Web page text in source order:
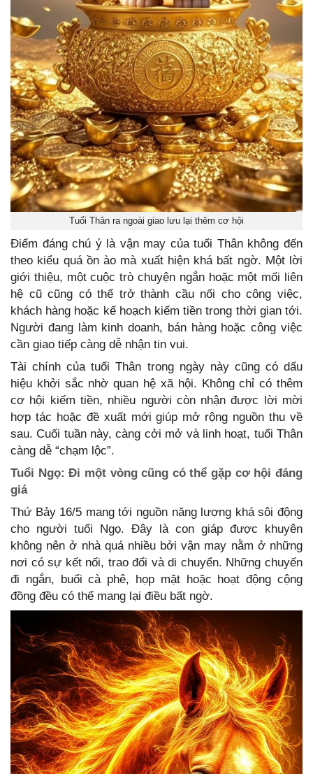
Tuổi Thân ra ngoài giao lưu lại thêm cơ hội
Điểm đáng chú ý là vận may của tuổi Thân không đến
theo kiểu quá ồn ào mà xuất hiện khá bất ngờ. Một lời
giới thiệu, một cuộc trò chuyện ngắn hoặc một mối liên
hệ cũ cũng có thể trở thành cầu nối cho công việc,
khách hàng hoặc kế hoạch kiếm tiền trong thời gian tới.
Người đang làm kinh doanh, bán hàng hoặc công việc
cần giao tiếp càng dễ nhận tin vui.
Tài chính của tuổi Thân trong ngày này cũng có dấu
hiệu khởi sắc nhờ quan hệ xã hội. Không chỉ có thêm
cơ hội kiếm tiền, nhiều người còn nhận được lời mời
hợp tác hoặc đề xuất mới giúp mở rộng nguồn thu về
sau. Cuối tuần này, càng cởi mở và linh hoạt, tuổi Thân
càng dễ “chạm lộc”.
Tuổi Ngọ: Đi một vòng cũng có thể gặp cơ hội đáng
giá
Thứ Bảy 16/5 mang tới nguồn năng lượng khá sôi động
cho người tuổi Ngọ. Đây là con giáp được khuyên
không nên ở nhà quá nhiều bởi vận may nằm ở những
nơi có sự kết nối, trao đổi và di chuyển. Những chuyến
đi ngắn, buổi cà phê, họp mặt hoặc hoạt động cộng
đồng đều có thể mang lại điều bất ngờ.